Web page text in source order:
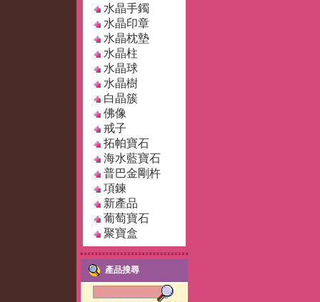
水晶手鐲
水晶印章
水晶枕墊
水晶柱
水晶球
水晶樹
白晶簇
佛像
戒子
拓帕寶石
海水藍寶石
普巴金剛杵
項鍊
新產品
葡萄寶石
聚寶盒
產品搜尋